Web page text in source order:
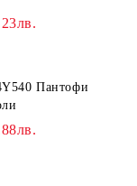
Пантофи